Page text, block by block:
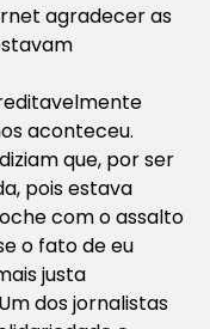
agradecer as
aconteceu.
que, por ser
pois estava
com o assalto
o fato de eu
justa
dos jornalistas